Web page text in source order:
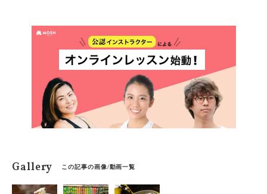
ってくれるコーヒー、その効果的な飲み方についてチェ
ックしていきましょう！
Gallery この記事の画像/動画一覧